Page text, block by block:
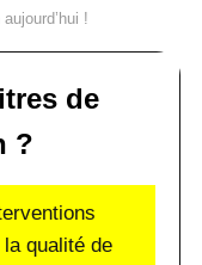
!
de
?
qualité de